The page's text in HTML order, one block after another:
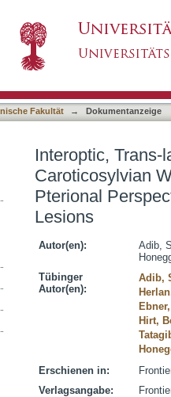
and
Fakultät → Dokumentanzeige
Interoptic, Trans-
Caroticosylvian
Pterional
Lesions
Autor(en):
Adib,
Tübinger
Autor(en):
Adib,
Hirt,
Erschienen in:
Verlagsangabe: